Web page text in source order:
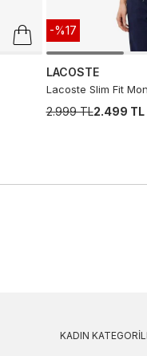
-%17
LACOSTE
Lacoste Slim Fit
2.999 TL2.499 TL
KADIN